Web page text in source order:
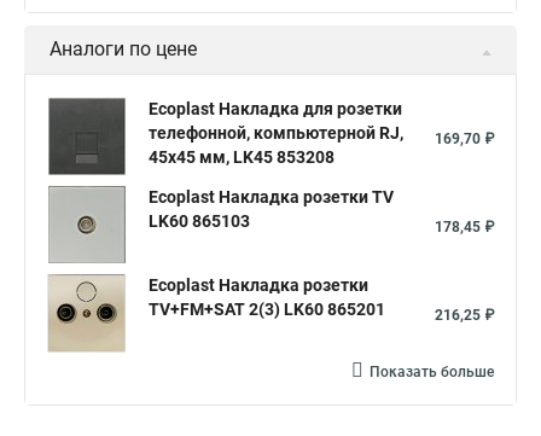
Аналоги по цене
Ecoplast Накладка для розетки
телефонной, компьютерной RJ,
45х45 мм, LK45 853208
169,70 ₽
Ecoplast Накладка розетки TV
LK60 865103
178,45 ₽
Ecoplast Накладка розетки
TV+FM+SAT 2(3) LK60 865201
216,25 ₽
Показать больше